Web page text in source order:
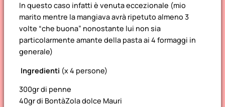
In questo caso infatti è venuta eccezionale (mio
marito mentre la mangiava avrà ripetuto almeno 3
volte “che buona” nonostante lui non sia
particolarmente amante della pasta ai 4 formaggi in
generale)
Ingredienti (x 4 persone)
300gr di penne
40gr di BontàZola dolce Mauri